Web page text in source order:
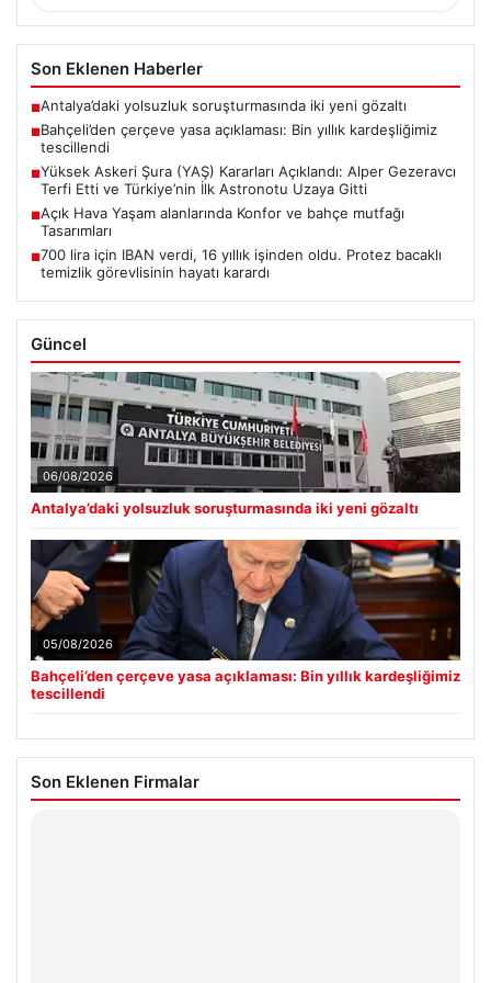
Son Eklenen Haberler
■Antalya’daki yolsuzluk soruşturmasında iki yeni gözaltı
■Bahçeli’den çerçeve yasa açıklaması: Bin yıllık kardeşliğimiz
tescillendi
■Yüksek Askeri Şura (YAŞ) Kararları Açıklandı: Alper Gezeravcı
Terfi Etti ve Türkiye’nin İlk Astronotu Uzaya Gitti
■Açık Hava Yaşam alanlarında Konfor ve bahçe mutfağı
Tasarımları
■700 lira için IBAN verdi, 16 yıllık işinden oldu. Protez bacaklı
temizlik görevlisinin hayatı karardı
Güncel
06/08/2026
Antalya’daki yolsuzluk soruşturmasında iki yeni gözaltı
05/08/2026
Bahçeli’den çerçeve yasa açıklaması: Bin yıllık kardeşliğimiz
tescillendi
Son Eklenen Firmalar